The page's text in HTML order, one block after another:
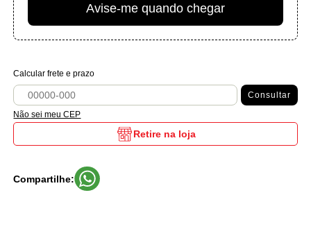
Avise-me quando chegar
Calcular frete e prazo
Consultar
Não sei meu CEP
Retire na loja
Compartilhe: